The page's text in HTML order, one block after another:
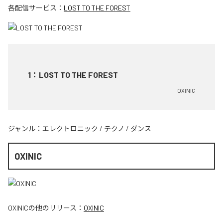
各配信サービス： LOST TO THE FOREST
1 ： LOST TO THE FOREST
OXINIC
ジャンル： エレクトロニック / テクノ / ダンス
OXINIC
OXINICの他のリリース： OXINIC